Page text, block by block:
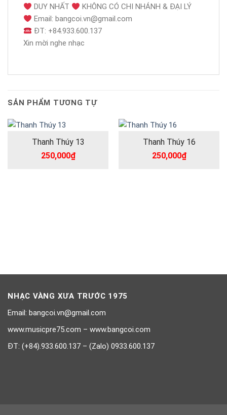
DUY NHẤT
KHÔNG CÓ CHI NHÁNH & ĐẠI LÝ
Email: bangcoi.vn@gmail.com
ĐT: +84.933.600.137
Xin mời nghe nhạc
SẢN PHẨM TƯƠNG TỰ
Thanh Thúy 13
250,000₫
Thanh Thúy 16
250,000₫
NHẠC VÀNG XƯA TRƯỚC 1975
Email: bangcoi.vn@gmail.com
www.musicpre75.com – www.bangcoi.com
ĐT: (+84).933.600.137 – (Zalo) 0933.600.137